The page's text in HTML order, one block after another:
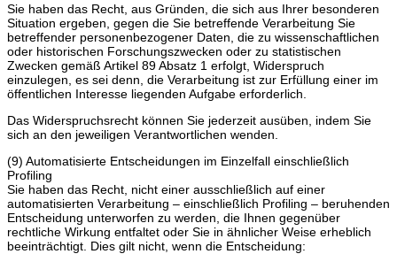
Sie haben das Recht, aus Gründen, die sich aus Ihrer besonderen
Situation ergeben, gegen die Sie betreffende Verarbeitung Sie
betreffender personenbezogener Daten, die zu wissenschaftlichen
oder historischen Forschungszwecken oder zu statistischen
Zwecken gemäß Artikel 89 Absatz 1 erfolgt, Widerspruch
einzulegen, es sei denn, die Verarbeitung ist zur Erfüllung einer im
öffentlichen Interesse liegenden Aufgabe erforderlich.
Das Widerspruchsrecht können Sie jederzeit ausüben, indem Sie
sich an den jeweiligen Verantwortlichen wenden.
(9) Automatisierte Entscheidungen im Einzelfall einschließlich
Profiling
Sie haben das Recht, nicht einer ausschließlich auf einer
automatisierten Verarbeitung – einschließlich Profiling – beruhenden
Entscheidung unterworfen zu werden, die Ihnen gegenüber
rechtliche Wirkung entfaltet oder Sie in ähnlicher Weise erheblich
beeinträchtigt. Dies gilt nicht, wenn die Entscheidung: